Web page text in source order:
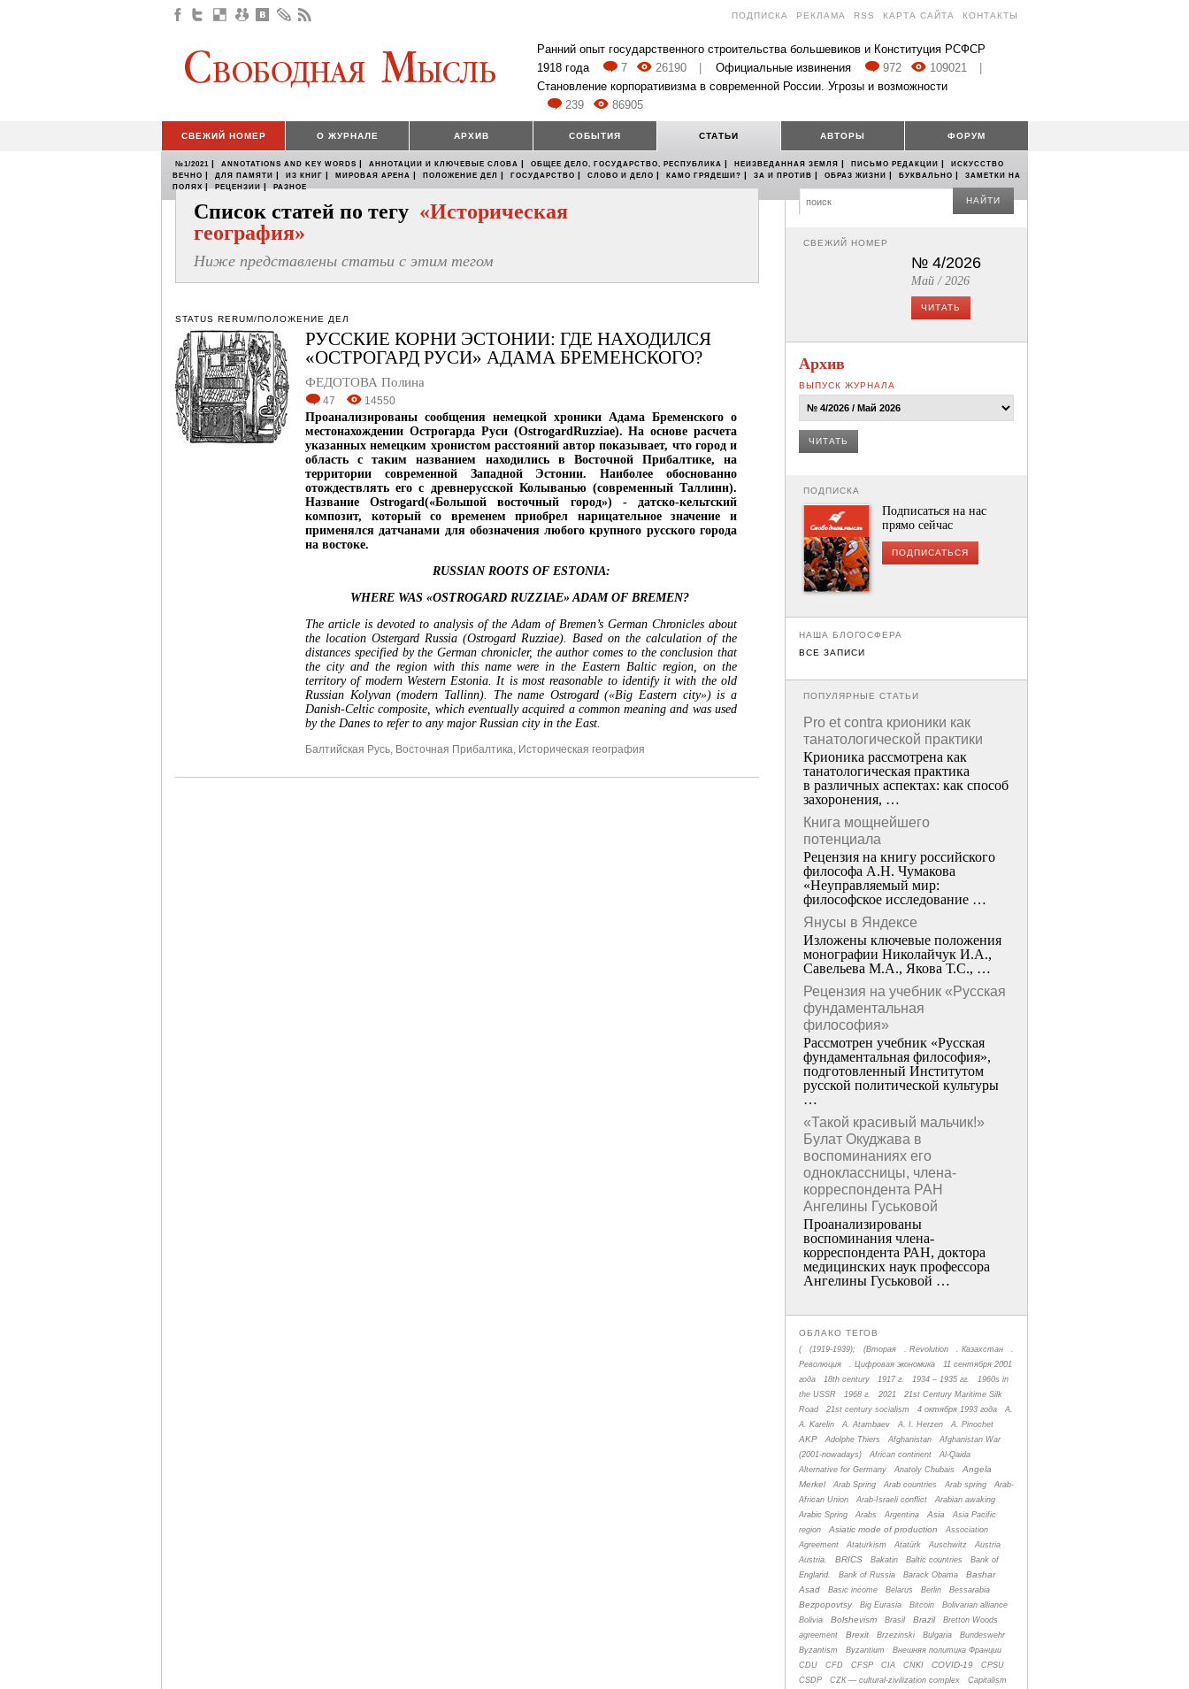
ПОДПИСКА РЕКЛАМА RSS КАРТА САЙТА КОНТАКТЫ
Ранний опыт государственного строительства большевиков и Конституция РСФСР
1918 года
7 26190 Официальные извинения 972 109021
Становление корпоративизма в современной России. Угрозы и возможности
239
86905
СВЕЖИЙ НОМЕР О ЖУРНАЛЕ АРХИВ СОБЫТИЯ СТАТЬИ АВТОРЫ ФОРУМ
№1/2021 | ANNOTATIONS AND KEY WORDS | АННОТАЦИИ И КЛЮЧЕВЫЕ СЛОВА | ОБЩЕЕ ДЕЛО, ГОСУДАРСТВО, РЕСПУБЛИКА | НЕИЗВЕДАННАЯ ЗЕМЛЯ | ПИСЬМО РЕДАКЦИИ |
ИСКУССТВО
ВЕЧНО | ДЛЯ ПАМЯТИ | ИЗ КНИГ | МИРОВАЯ АРЕНА | ПОЛОЖЕНИЕ ДЕЛ | ГОСУДАРСТВО | СЛОВО И ДЕЛО | КАМО ГРЯДЕШИ? | ЗА И ПРОТИВ | ОБРАЗ ЖИЗНИ | БУКВАЛЬНО |
ЗАМЕТКИ НА
ПОЛЯХ | РЕЦЕНЗИИ | РАЗНОЕ
Список статей по тегу «Историческая
география»
Ниже представлены статьи с этим тегом
STATUS RERUM/ПОЛОЖЕНИЕ ДЕЛ
РУССКИЕ КОРНИ ЭСТОНИИ: ГДЕ НАХОДИЛСЯ
«ОСТРОГАРД РУСИ» АДАМА БРЕМЕНСКОГО?
ФЕДОТОВА Полина
47 14550
Проанализированы сообщения немецкой хроники Адама Бременского о
местонахождении Острогарда Руси (OstrogardRuzziae). На основе расчета
указанных немецким хронистом расстояний автор показывает, что город и
область с таким названием находились в Восточной Прибалтике, на
территории современной Западной Эстонии. Наиболее обоснованно
отождествлять его с древнерусской Колыванью (современный Таллинн).
Название Ostrogard(«Большой восточный город») - датско-кельтский
композит, который со временем приобрел нарицательное значение и
применялся датчанами для обозначения любого крупного русского города
на востоке.
RUSSIAN ROOTS OF ESTONIA:
WHERE WAS «OSTROGARD RUZZIAE» ADAM OF BREMEN?
The article is devoted to analysis of the Adam of Bremen’s German Chronicles about
the location Ostergard Russia (Ostrogard Ruzziae). Based on the calculation of the
distances specified by the German chronicler, the author comes to the conclusion that
the city and the region with this name were in the Eastern Baltic region, on the
territory of modern Western Estonia. It is most reasonable to identify it with the old
Russian Kolyvan (modern Tallinn). The name Ostrogard («Big Eastern city») is a
Danish-Celtic composite, which eventually acquired a common meaning and was used
by the Danes to refer to any major Russian city in the East.
Балтийская Русь, Восточная Прибалтика, Историческая география
НАЙТИ
СВЕЖИЙ НОМЕР
№ 4/2026
Май / 2026
ЧИТАТЬ
Архив
ВЫПУСК ЖУРНАЛА
ЧИТАТЬ
ПОДПИСКА
Подписаться на нас
прямо сейчас
ПОДПИСАТЬСЯ
НАША БЛОГОСФЕРА
ВСЕ ЗАПИСИ
ПОПУЛЯРНЫЕ СТАТЬИ
Pro et contra крионики как
танатологической практики
Крионика рассмотрена как
танатологическая практика
в различных аспектах: как способ
захоронения, …
Книга мощнейшего
потенциала
Рецензия на книгу российского
философа А.Н. Чумакова
«Неуправляемый мир:
философское исследование …
Янусы в Яндексе
Изложены ключевые положения
монографии Николайчук И.А.,
Савельева М.А., Якова Т.С., …
Рецензия на учебник «Русская
фундаментальная
философия»
Рассмотрен учебник «Русская
фундаментальная философия»,
подготовленный Институтом
русской политической культуры
…
«Такой красивый мальчик!»
Булат Окуджава в
воспоминаниях его
одноклассницы, члена-
корреспондента РАН
Ангелины Гуськовой
Проанализированы
воспоминания члена­
корреспондента РАН, доктора
медицинских наук профессора
Ангелины Гуськовой …
ОБЛАКО ТЕГОВ
( (1919-1939); (Вторая . Revolution . Казахстан
.
Революция
. Цифровая экономика
11 сентября 2001
года
18th century 1917 г. 1934 – 1935 гг.
1960s in
the USSR
1968 г. 2021
21st Century Maritime Silk
Road
21st century socialism 4 октября 1993 года
A.
A. Karelin
A. Atambaev A. I. Herzen A. Pinochet
AKP Adolphe Thiers Afghanistan
Afghanistan War
(2001-nowadays)
African continent
Al-Qaida
Alternative for Germany
Anatoly Chubais
Angela
Merkel
Arab Spring Arab countries Arab spring
Arab-
African Union
Arab-Israeli conflict
Arabian awaking
Arabic Spring
Arabs Argentina Asia
Asia Pacific
region
Asiatic mode of production
Association
Agreement
Ataturkism Atatürk Auschwitz
Austria
Austria.
BRICS Bakatin Baltic countries
Bank of
England.
Bank of Russia Barack Obama
Bashar
Asad
Basic income Belarus Berlin Bessarabia
Bezpopovtsy Big Eurasia Bitcoin
Bolivarian alliance
Bolivia
Bolshevism Brasil Brazil
Bretton Woods
agreement
Brexit Brzezinski Bulgaria
Bundeswehr
Byzantism
Byzantium
Bнешняя политика Франции
CDU
CFD CFSP CIA CNKI COVID-19
CPSU
CSDP
CZК — cultural-zivilization complex
Capitalism